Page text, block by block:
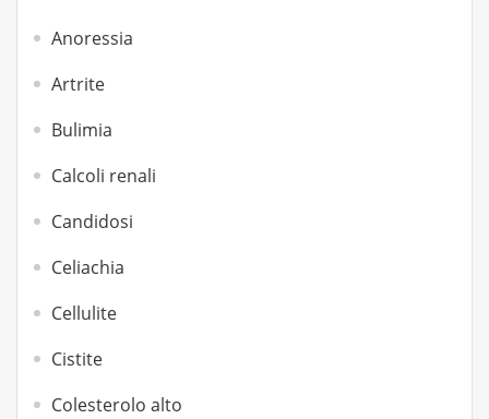
Anoressia
Artrite
Bulimia
Calcoli renali
Candidosi
Celiachia
Cellulite
Cistite
Colesterolo alto